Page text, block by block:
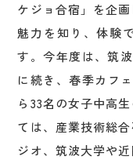
ケジョ合宿」を企
魅力を知り、体験
す。今年度は、筑
に続き、春季カフ
ら33名の女子中高
ては、産業技術総
ジオ、筑波大学や